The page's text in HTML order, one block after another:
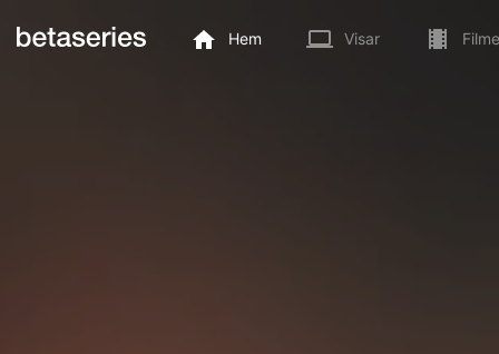
Hem Visar